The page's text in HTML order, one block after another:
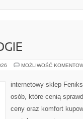
MOŻLIWOŚĆ
internetowy sklep
osób, które cenią
ceny oraz komfort